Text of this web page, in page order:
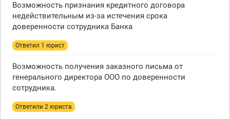
Возможность признания кредитного договора
недействительным из-за истечения срока
доверенности сотрудника Банка
Ответил 1 юрист
Возможность получения заказного письма от
генерального директора ООО по доверенности
сотрудника.
Ответили 2 юристa